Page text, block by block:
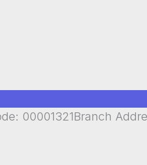
00001321Branch